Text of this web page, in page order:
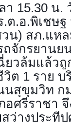
ลา 15.30 น
.ต.อ.พิเชษ
น) สภ.แห
ถจักรยานย
ยวล้มแล้ว
ต 1 ราย
สุขุมวิท กม
อศรีราชา
ว่างประทีป